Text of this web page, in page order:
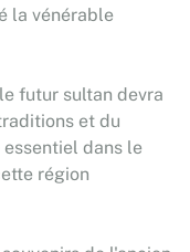
la vénérable
futur sultan devra
et du
dans le
région